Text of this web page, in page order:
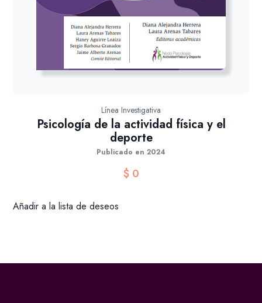
Línea Investigativa
Psicología de la actividad física y el
deporte
Publicado en 2024
$0
Añadir a la lista de deseos